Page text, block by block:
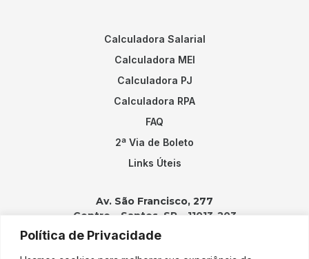
Política de Privacidade
Calculadora Salarial
Calculadora MEI
Calculadora PJ
Calculadora RPA
FAQ
2ª Via de Boleto
Links Úteis
Av. São Francisco, 277
Centro – Santos, SP – 11013-203
Contatos: